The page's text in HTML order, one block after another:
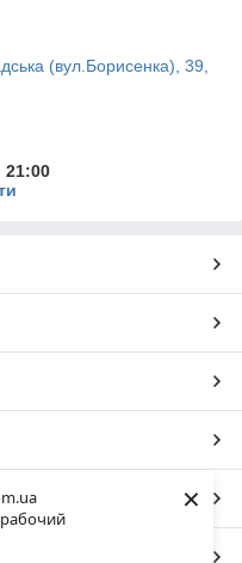
×
(вул.Борисенка), 39,
21:00